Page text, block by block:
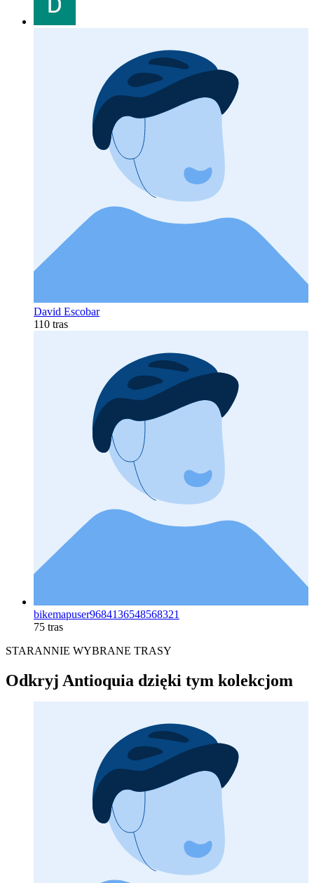
David Escobar
110 tras
bikemapuser9684136548568321
75 tras
STARANNIE WYBRANE TRASY
Odkryj Antioquia dzięki tym kolekcjom